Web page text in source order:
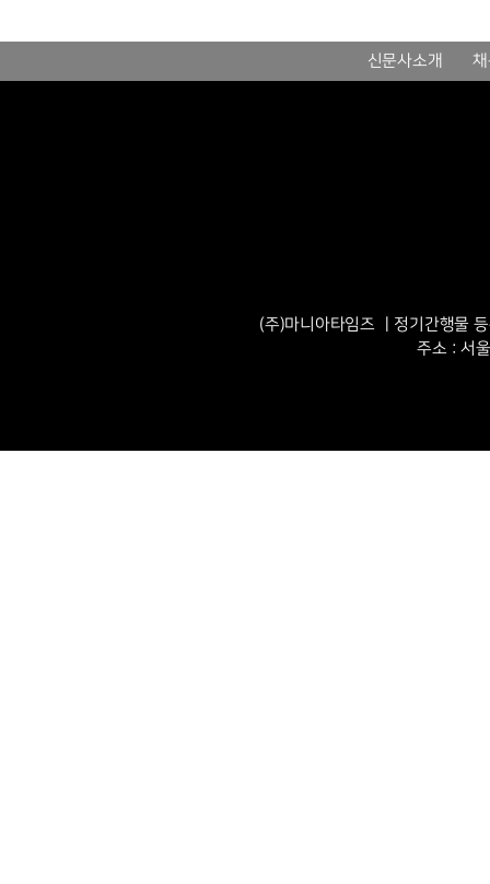
신문사소개
(주)마니아타임즈 ㅣ정기간행물
주소 : 서